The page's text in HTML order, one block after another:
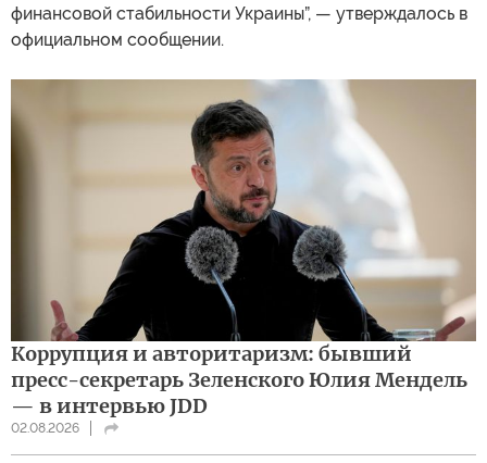
финансовой стабильности Украины”, — утверждалось в
официальном сообщении.
Коррупция и авторитаризм: бывший
пресс-секретарь Зеленского Юлия Мендель
— в интервью JDD
02.08.2026